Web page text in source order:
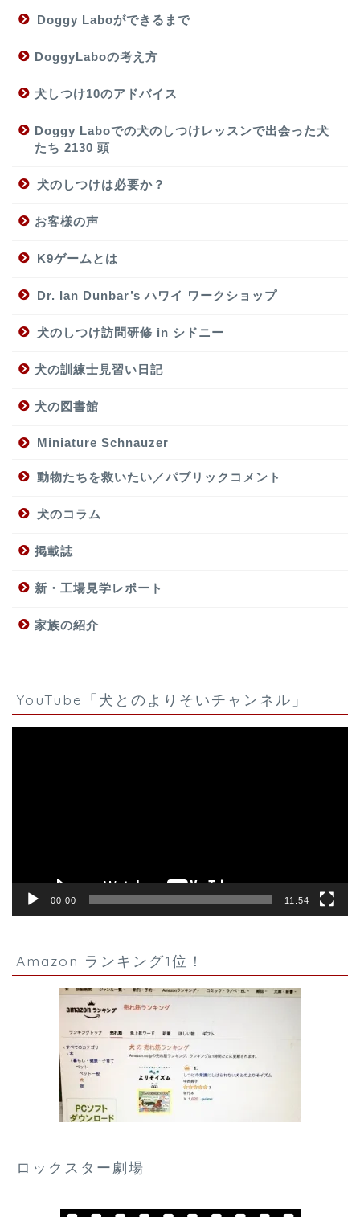
Doggy Laboができるまで
DoggyLaboの考え方
犬しつけ10のアドバイス
Doggy Laboでの犬のしつけレッスンで出会った犬
たち 2130 頭
犬のしつけは必要か？
お客様の声
K9ゲームとは
Dr. Ian Dunbar’s ハワイ ワークショップ
犬のしつけ訪問研修 in シドニー
犬の訓練士見習い日記
犬の図書館
Miniature Schnauzer
動物たちを救いたい／パブリックコメント
犬のコラム
掲載誌
新・工場見学レポート
家族の紹介
YouTube「犬とのよりそいチャンネル」
00:00 11:54
Amazon ランキング1位！
ロックスター劇場